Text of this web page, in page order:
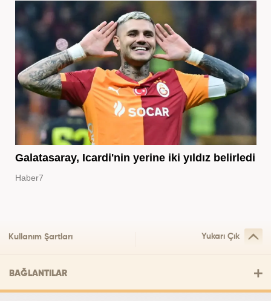
Galatasaray, Icardi'nin yerine iki yıldız belirledi
Haber7
Kullanım Şartları Yukarı Çık
BAĞLANTILAR